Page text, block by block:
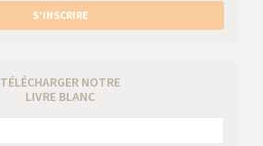
S’INSCRIRE
TÉLÉCHARGER NOTRE
LIVRE BLANC